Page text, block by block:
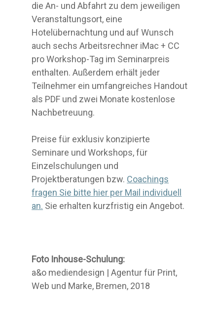
die An- und Abfahrt zu dem jeweiligen
Veranstaltungsort, eine
Hotelübernachtung und auf Wunsch
auch sechs Arbeitsrechner iMac + CC
pro Workshop-Tag im Seminarpreis
enthalten. Außerdem erhält jeder
Teilnehmer ein umfangreiches Handout
als PDF und zwei Monate kostenlose
Nachbetreuung.
Preise für exklusiv konzipierte
Seminare und Workshops, für
Einzelschulungen und
Projektberatungen bzw. Coachings
fragen Sie bitte hier per Mail individuell
an. Sie erhalten kurzfristig ein Angebot.
Foto Inhouse-Schulung:
a&o mediendesign | Agentur für Print,
Web und Marke, Bremen, 2018